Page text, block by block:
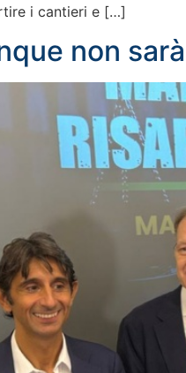
i cantieri e […]
non